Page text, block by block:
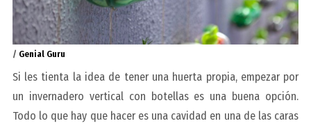
/ Genial Guru
Si les tienta la idea de tener una huerta propia, empezar por
un invernadero vertical con botellas es una buena opción.
Todo lo que hay que hacer es una cavidad en una de las caras